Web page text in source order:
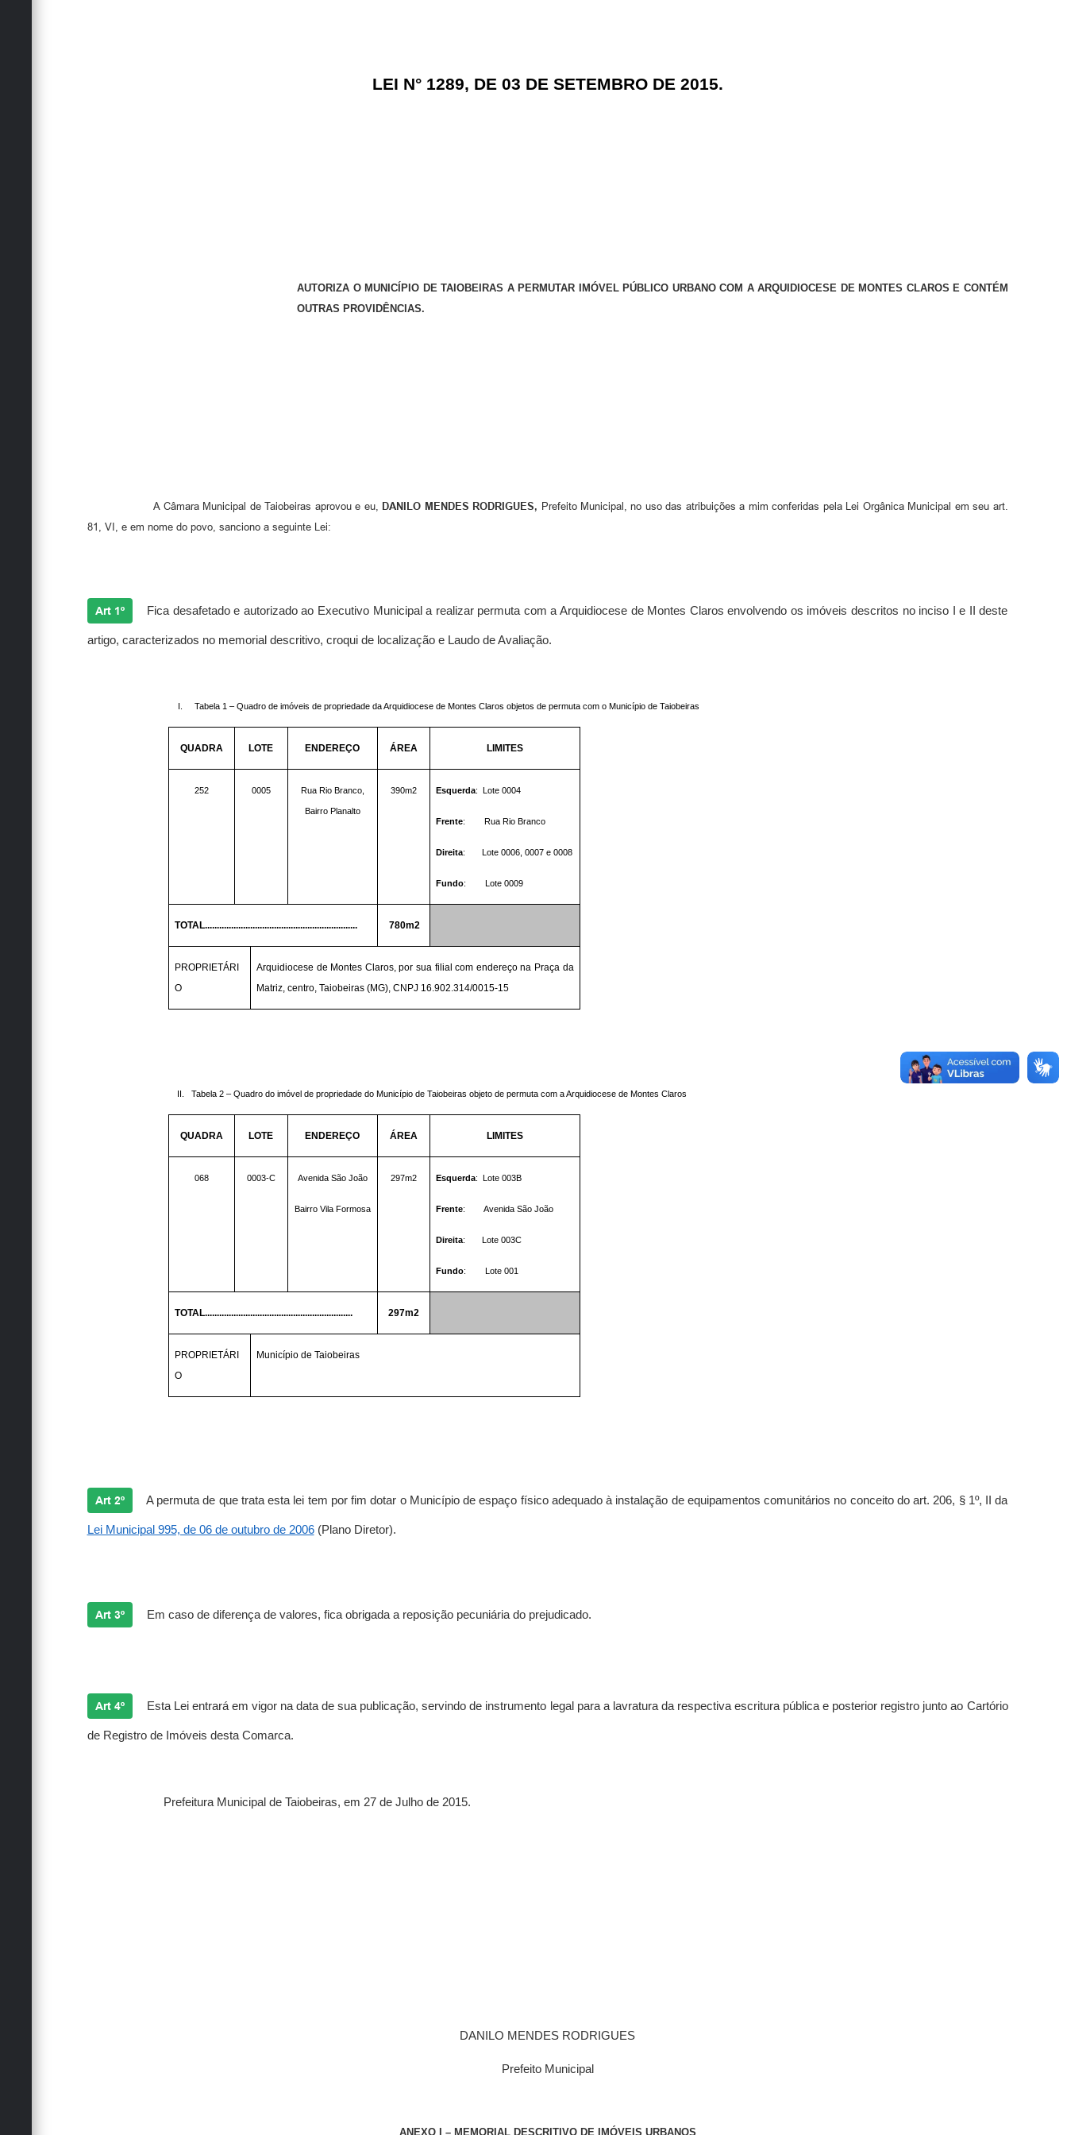
LEI N° 1289, DE 03 DE SETEMBRO DE 2015.
AUTORIZA O MUNICÍPIO DE TAIOBEIRAS A PERMUTAR IMÓVEL PÚBLICO URBANO COM A ARQUIDIOCESE DE MONTES CLAROS E CONTÉM
OUTRAS PROVIDÊNCIAS.
A Câmara Municipal de Taiobeiras aprovou e eu, DANILO MENDES RODRIGUES, Prefeito Municipal, no uso das atribuições a mim conferidas pela Lei Orgânica Municipal em seu art.
81, VI, e em nome do povo, sanciono a seguinte Lei:
Art 1º Fica desafetado e autorizado ao Executivo Municipal a realizar permuta com a Arquidiocese de Montes Claros envolvendo os imóveis descritos no inciso I e II deste
artigo, caracterizados no memorial descritivo, croqui de localização e Laudo de Avaliação.
Tabela 1 – Quadro de imóveis de propriedade da Arquidiocese de Montes Claros objetos de permuta com o Município de Taiobeiras
QUADRA LOTE ENDEREÇO ÁREA LIMITES
252 0005 Rua Rio Branco,
Bairro Planalto
390m2 Esquerda: Lote 0004
Frente: Rua Rio Branco
Direita: Lote 0006, 0007 e 0008
Fundo: Lote 0009
TOTAL................................................................ 780m2
PROPRIETÁRI
O
Arquidiocese de Montes Claros, por sua filial com endereço na Praça da
Matriz, centro, Taiobeiras (MG), CNPJ 16.902.314/0015-15
Tabela 2 – Quadro do imóvel de propriedade do Município de Taiobeiras objeto de permuta com a Arquidiocese de Montes Claros
QUADRA LOTE ENDEREÇO ÁREA LIMITES
068 0003-C Avenida São João
Bairro Vila Formosa
297m2 Esquerda: Lote 003B
Frente: Avenida São João
Direita: Lote 003C
Fundo: Lote 001
TOTAL.............................................................. 297m2
PROPRIETÁRI
O
Município de Taiobeiras
Art 2º A permuta de que trata esta lei tem por fim dotar o Município de espaço físico adequado à instalação de equipamentos comunitários no conceito do art. 206, § 1º, II da
Lei Municipal 995, de 06 de outubro de 2006(Plano Diretor).
Art 3º Em caso de diferença de valores, fica obrigada a reposição pecuniária do prejudicado.
Art 4º Esta Lei entrará em vigor na data de sua publicação, servindo de instrumento legal para a lavratura da respectiva escritura pública e posterior registro junto ao Cartório
de Registro de Imóveis desta Comarca.
Prefeitura Municipal de Taiobeiras, em 27 de Julho de 2015.
DANILO MENDES RODRIGUES
Prefeito Municipal
ANEXO I – MEMORIAL DESCRITIVO DE IMÓVEIS URBANOS